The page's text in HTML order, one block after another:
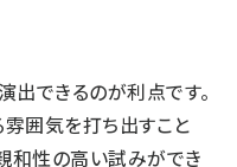
出できるのが利点です。
囲気を打ち出すこと
和性の高い試みができ